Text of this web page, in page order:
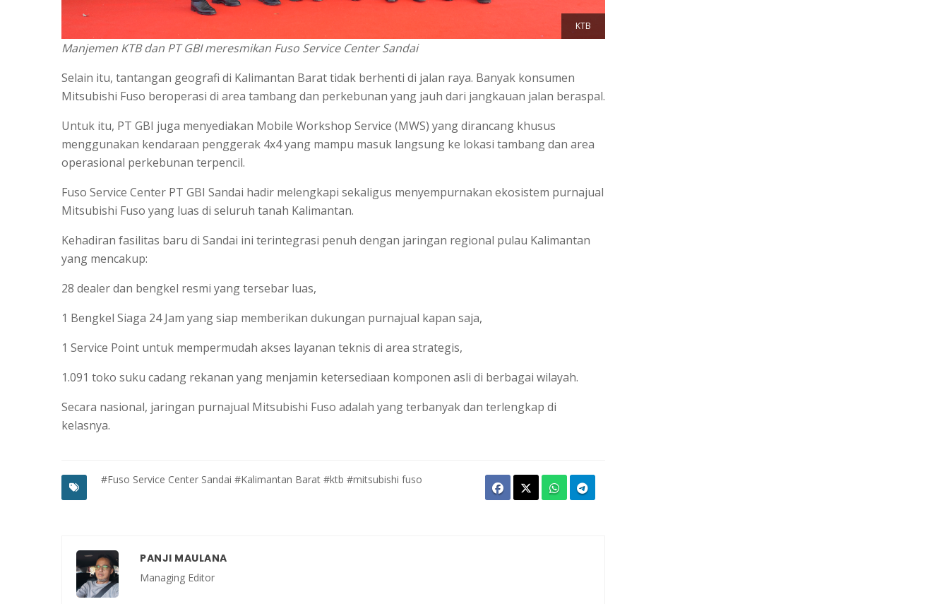
KTB
Manjemen KTB dan PT GBI meresmikan Fuso Service Center Sandai
Selain itu, tantangan geografi di Kalimantan Barat tidak berhenti di jalan raya. Banyak konsumen
Mitsubishi Fuso beroperasi di area tambang dan perkebunan yang jauh dari jangkauan jalan beraspal.
Untuk itu, PT GBI juga menyediakan Mobile Workshop Service (MWS) yang dirancang khusus
menggunakan kendaraan penggerak 4x4 yang mampu masuk langsung ke lokasi tambang dan area
operasional perkebunan terpencil.
Fuso Service Center PT GBI Sandai hadir melengkapi sekaligus menyempurnakan ekosistem purnajual
Mitsubishi Fuso yang luas di seluruh tanah Kalimantan.
Kehadiran fasilitas baru di Sandai ini terintegrasi penuh dengan jaringan regional pulau Kalimantan
yang mencakup:
28 dealer dan bengkel resmi yang tersebar luas,
1 Bengkel Siaga 24 Jam yang siap memberikan dukungan purnajual kapan saja,
1 Service Point untuk mempermudah akses layanan teknis di area strategis,
1.091 toko suku cadang rekanan yang menjamin ketersediaan komponen asli di berbagai wilayah.
Secara nasional, jaringan purnajual Mitsubishi Fuso adalah yang terbanyak dan terlengkap di
kelasnya.
#Fuso Service Center Sandai #Kalimantan Barat #ktb #mitsubishi fuso
PANJI MAULANA
Managing Editor